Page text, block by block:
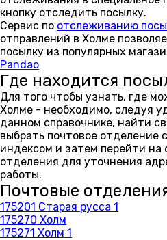
кнопку отследить посылку.
Сервис по отслеживанию
отправлений в Холме
посылку из популярных
Pandao
Где находится
Для того чтобы узнать, где
Холме - необходимо, следуя
данном справочнике, найти
выбрать почтовое отделение
индексом и затем перейти на
отделения для уточнения
работы.
Почтовые
175201 Старая русса 1
175270 Холм
175271 Холм 1